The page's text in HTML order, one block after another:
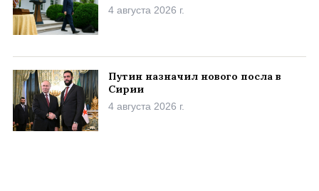
4 августа 2026 г.
Путин назначил нового посла в
Сирии
4 августа 2026 г.